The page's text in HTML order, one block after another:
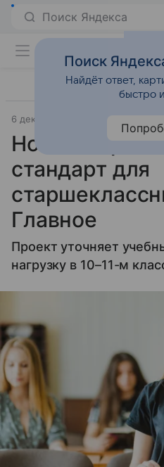
Поиск Яндекса
6 декабря 2025
Новый
стандарт для
Главное
Проект уточняет
нагрузку в 10–11-м
Поиск
Найдёт ответ,
быстро